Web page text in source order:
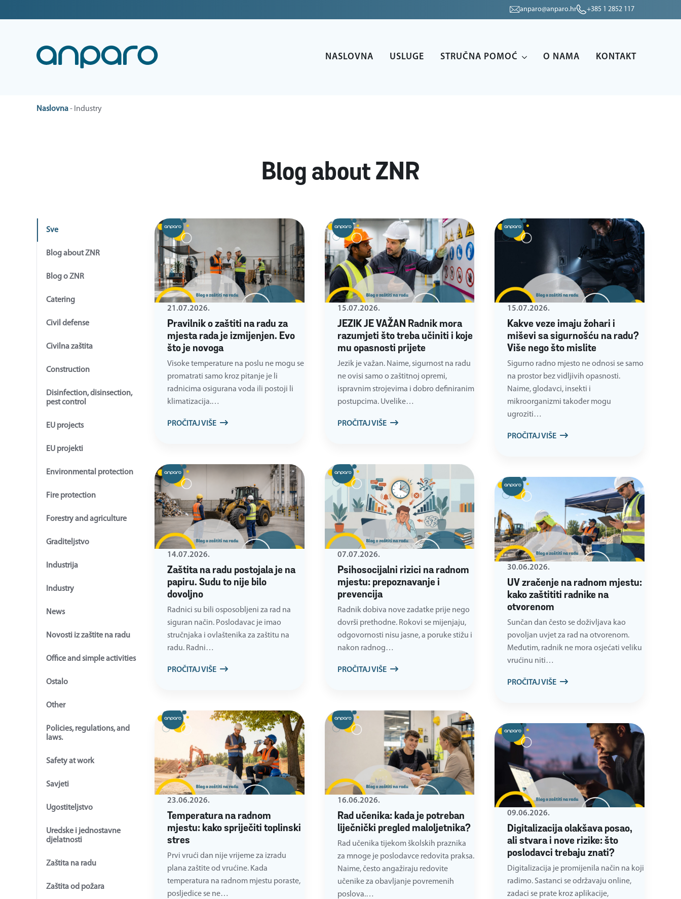
anparo@anparo.hr +385 1 2852 117
NASLOVNA USLUGE STRUČNA POMOĆ O NAMA KONTAKT
Naslovna- Industry
Blog about ZNR
Sve
Blog about ZNR
Blog o ZNR
Catering
Civil defense
Civilna zaštita
Construction
Disinfection, disinsection,
pest control
EU projects
EU projekti
Environmental protection
Fire protection
Forestry and agriculture
Graditeljstvo
Industrija
Industry
News
Novosti iz zaštite na radu
Office and simple activities
Ostalo
Other
Policies, regulations, and
laws.
Safety at work
Savjeti
Ugostiteljstvo
Uredske i jednostavne
djelatnosti
Zaštita na radu
Zaštita od požara
Pravilnik o zaštiti na radu za
mjesta rada je izmijenjen. Evo
što je novoga
21.07.2026.
Visoke temperature na poslu ne mogu se
promatrati samo kroz pitanje je li
radnicima osigurana voda ili postoji li
klimatizacija.…
PROČITAJ VIŠE
JEZIK JE VAŽAN Radnik mora
razumjeti što treba učiniti i koje
mu opasnosti prijete
15.07.2026.
Jezik je važan. Naime, sigurnost na radu
ne ovisi samo o zaštitnoj opremi,
ispravnim strojevima i dobro definiranim
postupcima. Uvelike…
PROČITAJ VIŠE
Kakve veze imaju žohari i
miševi sa sigurnošću na radu?
Više nego što mislite
15.07.2026.
Sigurno radno mjesto ne odnosi se samo
na prostor bez vidljivih opasnosti.
Naime, glodavci, insekti i
mikroorganizmi također mogu
ugroziti…
PROČITAJ VIŠE
Zaštita na radu postojala je na
papiru. Sudu to nije bilo
dovoljno
14.07.2026.
Radnici su bili osposobljeni za rad na
siguran način. Poslodavac je imao
stručnjaka i ovlaštenika za zaštitu na
radu. Radni…
PROČITAJ VIŠE
Psihosocijalni rizici na radnom
mjestu: prepoznavanje i
prevencija
07.07.2026.
Radnik dobiva nove zadatke prije nego
dovrši prethodne. Rokovi se mijenjaju,
odgovornosti nisu jasne, a poruke stižu i
nakon radnog…
PROČITAJ VIŠE
UV zračenje na radnom mjestu:
kako zaštititi radnike na
otvorenom
30.06.2026.
Sunčan dan često se doživljava kao
povoljan uvjet za rad na otvorenom.
Međutim, radnik ne mora osjećati veliku
vrućinu niti…
PROČITAJ VIŠE
Temperatura na radnom
mjestu: kako spriječiti toplinski
stres
23.06.2026.
Prvi vrući dan nije vrijeme za izradu
plana zaštite od vrućine. Kada
temperatura na radnom mjestu poraste,
posljedice se ne…
Rad učenika: kada je potreban
liječnički pregled maloljetnika?
16.06.2026.
Rad učenika tijekom školskih praznika
za mnoge je poslodavce redovita praksa.
Naime, često angažiraju redovite
učenike za obavljanje povremenih
poslova.…
Digitalizacija olakšava posao,
ali stvara i nove rizike: što
poslodavci trebaju znati?
09.06.2026.
Digitalizacija je promijenila način na koji
radimo. Sastanci se održavaju online,
zadaci se prate kroz aplikacije,